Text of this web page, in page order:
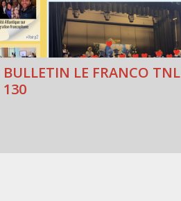
BULLETIN LE FRANCO TNL
130